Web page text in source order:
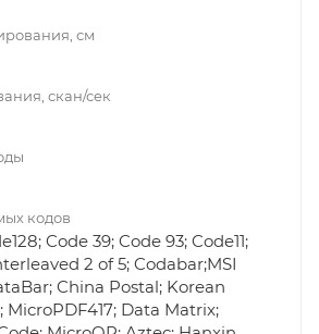
см
скан/сек
кодов
Code 39; Code 93; Code11;
2 of 5; Codabar;MSI
China Postal; Korean
MicroPDF417; Data Matrix;